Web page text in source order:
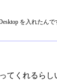
を入れたんで
てくれるら